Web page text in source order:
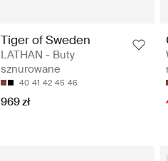
Tiger of Sweden
LATHAN - Buty
sznurowane
40 41 42 45 46
969 zł